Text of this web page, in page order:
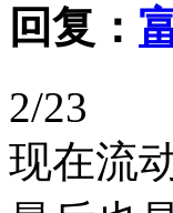
回复：
2/23
现在流